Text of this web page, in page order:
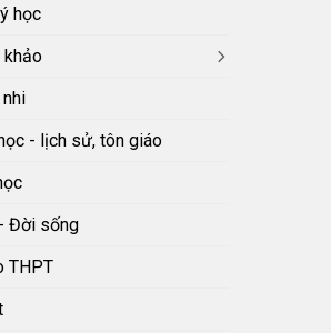
học
khảo
- lịch sử, tôn giáo
Đời sống
THPT